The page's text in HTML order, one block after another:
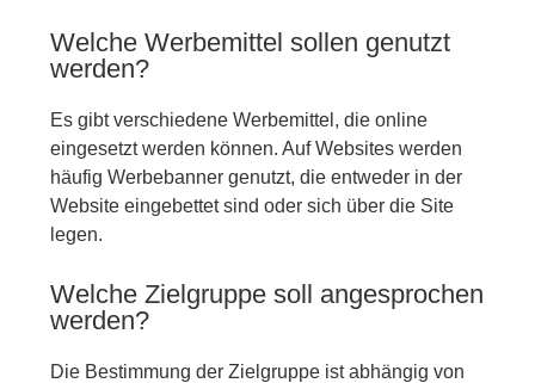
Welche Werbemittel sollen genutzt
werden?
Es gibt verschiedene Werbemittel, die online
eingesetzt werden können. Auf Websites werden
häufig Werbebanner genutzt, die entweder in der
Website eingebettet sind oder sich über die Site
legen.
Welche Zielgruppe soll angesprochen
werden?
Die Bestimmung der Zielgruppe ist abhängig von